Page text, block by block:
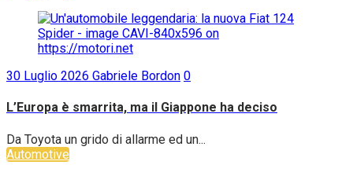
30 Luglio 2026 Gabriele Bordon 0
L’Europa è smarrita, ma il Giappone ha deciso
Da Toyota un grido di allarme ed un...
Automotive